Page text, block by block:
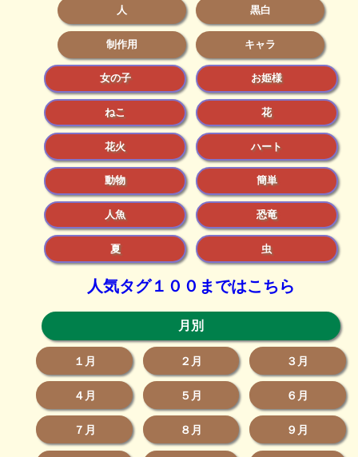
人 黒白
制作用 キャラ
女の子 お姫様
ねこ 花
花火 ハート
動物 簡単
人魚 恐竜
夏 虫
人気タグ１００まではこちら
月別
１月 ２月 ３月
４月 ５月 ６月
７月 ８月 ９月